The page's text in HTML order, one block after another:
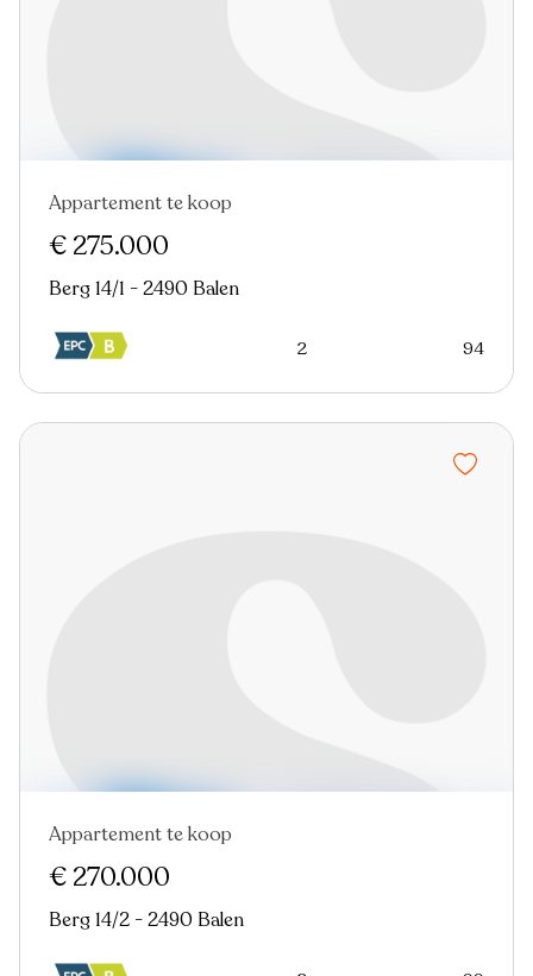
Appartement te koop
€ 275.000
Berg 14/1 - 2490 Balen
2 94
Appartement te koop
€ 270.000
Berg 14/2 - 2490 Balen